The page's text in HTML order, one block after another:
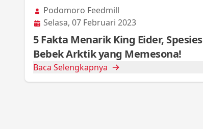
Podomoro Feedmill
Selasa, 07 Februari 2023
5 Fakta Menarik King Eider, Spesies
Bebek Arktik yang Memesona!
Baca Selengkapnya